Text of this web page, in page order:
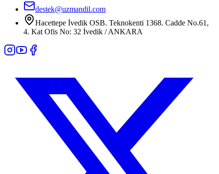
destek@uzmandil.com
Hacettepe İvedik OSB. Teknokenti 1368. Cadde No.61,
4. Kat Ofis No: 32 İvedik / ANKARA